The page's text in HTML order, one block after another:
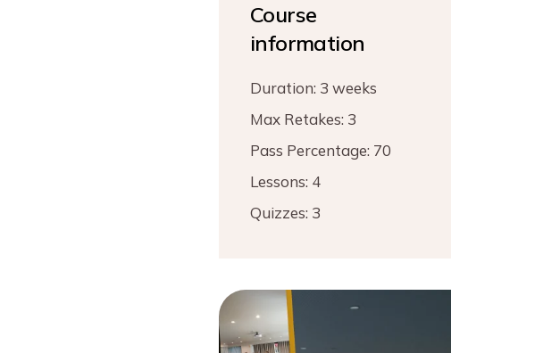
Course
information
Duration: 3 weeks
Max Retakes: 3
Pass Percentage: 70
Lessons: 4
Quizzes: 3